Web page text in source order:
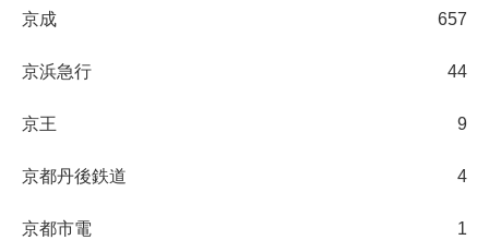
京成 657
京浜急行 44
京王 9
京都丹後鉄道 4
京都市電 1